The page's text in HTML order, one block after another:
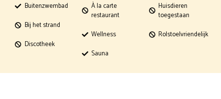
Buitenzwembad
Bij het strand
Discotheek
À la carte
restaurant
Wellness
Sauna
Huisdieren
toegestaan
Rolstoelvriendelijk